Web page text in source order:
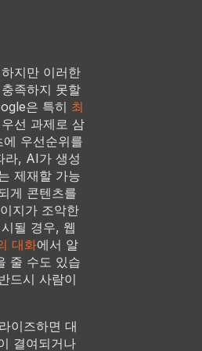
지만 이러한
족하지 못할
은 특히 최
선 과제로 삼
우선순위를
라, AI가 생성
제재할 가능
게 콘텐츠를
지가 조악한
될 경우, 웹
대화에서 알
줄 수도 있습
드시 사람이
이즈하면 대
결여되거나